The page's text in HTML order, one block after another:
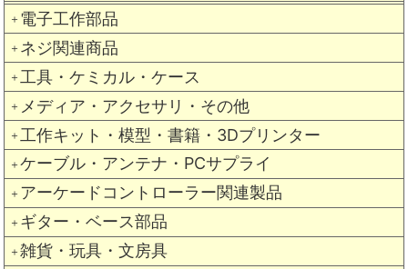
＋ 電子工作部品
＋ ネジ関連商品
＋ 工具・ケミカル・ケース
＋ メディア・アクセサリ・その他
＋ 工作キット・模型・書籍・3Dプリンター
＋ ケーブル・アンテナ・PCサプライ
＋ アーケードコントローラー関連製品
＋ ギター・ベース部品
＋ 雑貨・玩具・文房具